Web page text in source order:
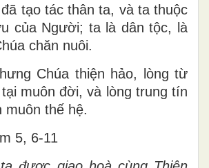
tạo tác thân ta, và ta thuộc
của Người; ta là dân tộc, là
chăn nuôi.
Chúa thiện hảo, lòng từ
muôn đời, và lòng trung tín
muôn thế hệ.
5, 6-11